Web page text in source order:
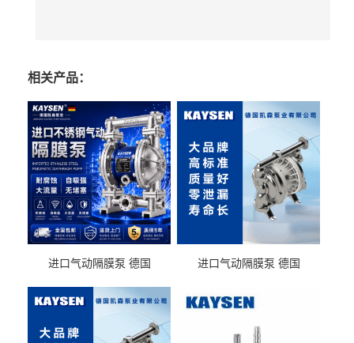
相关产品：
进口气动隔膜泵 德国
送气动泵
进口气动隔膜泵 德国
输送